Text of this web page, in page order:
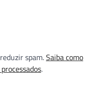
spam.Saiba como
.